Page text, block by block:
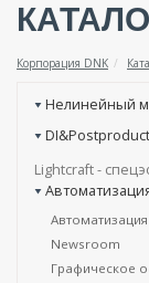
Корпорация DNK
Нелинейный
Lightcraft -
Автоматизация
Newsroom
Графическое